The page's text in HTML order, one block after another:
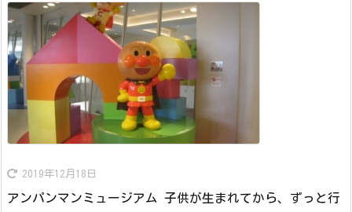
2019年12月18日
アンパンマンミュージアム 子供が生まれてから、ずっと行